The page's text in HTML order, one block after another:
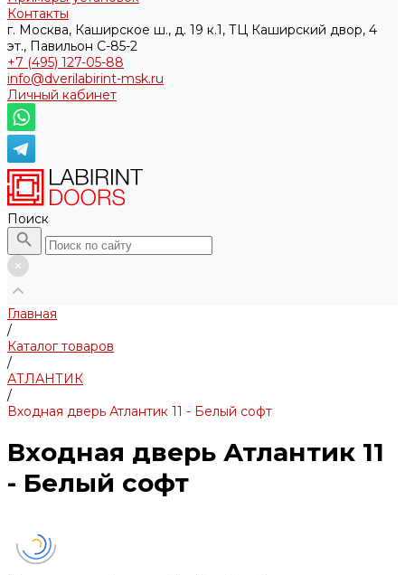
Контакты
г. Москва, Каширское ш., д. 19 к.1, ТЦ Каширский двор, 4
эт., Павильон C-85-2
+7 (495) 127-05-88‬
info@dverilabirint-msk.ru
Личный кабинет
Поиск
Главная
/
Каталог товаров
/
АТЛАНТИК
/
Входная дверь Атлантик 11 - Белый софт
Входная дверь Атлантик 11
- Белый софт